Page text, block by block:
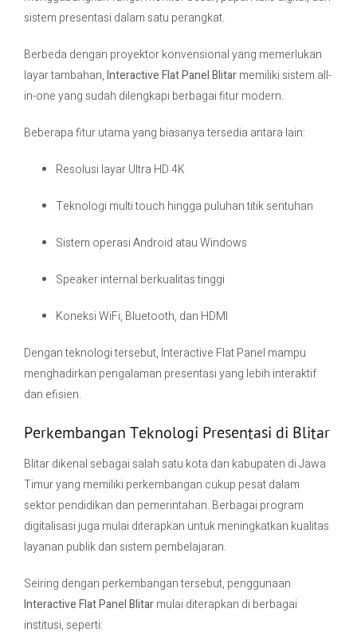
sistem presentasi dalam satu perangkat.
Berbeda dengan proyektor konvensional yang memerlukan
layar tambahan,Interactive Flat Panel Blitarmemiliki sistem all-
in-one yang sudah dilengkapi berbagai fitur modern.
Beberapa fitur utama yang biasanya tersedia antara lain:
Resolusi layar Ultra HD 4K
Teknologi multi touch hingga puluhan titik sentuhan
Sistem operasi Android atau Windows
Speaker internal berkualitas tinggi
Koneksi WiFi, Bluetooth, dan HDMI
Dengan teknologi tersebut, Interactive Flat Panel mampu
menghadirkan pengalaman presentasi yang lebih interaktif
dan efisien.
Perkembangan Teknologi Presentasi di Blitar
Blitar dikenal sebagai salah satu kota dan kabupaten di Jawa
Timur yang memiliki perkembangan cukup pesat dalam
sektor pendidikan dan pemerintahan. Berbagai program
digitalisasi juga mulai diterapkan untuk meningkatkan kualitas
layanan publik dan sistem pembelajaran.
Seiring dengan perkembangan tersebut, penggunaan
Interactive Flat Panel Blitarmulai diterapkan di berbagai
institusi, seperti: